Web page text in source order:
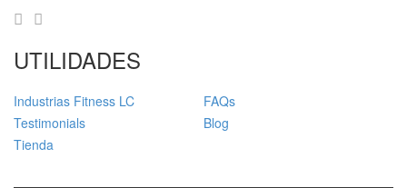
UTILIDADES
Industrias Fitness LC
FAQs
Testimonials
Blog
Tienda